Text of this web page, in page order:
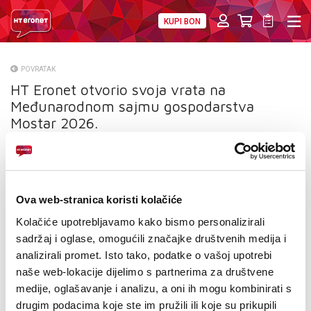
Ova web-stranica koristi kolačiće
Kolačiće upotrebljavamo kako bismo personalizirali
sadržaj i oglase, omogućili značajke društvenih medija i
analizirali promet. Isto tako, podatke o vašoj upotrebi
naše web-lokacije dijelimo s partnerima za društvene
medije, oglašavanje i analizu, a oni ih mogu kombinirati s
drugim podacima koje ste im pružili ili koje su prikupili
KUPI BON
O NAMA
PRESS
NATJEČAJI
KONTAKTI
MOJ PROFIL
E-RAČUN
POVRATAK
HT Eronet otvorio svoja vrata na
Međunarodnom sajmu gospodarstva
Mostar 2026.